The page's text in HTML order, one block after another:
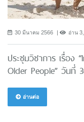
30 มีนาคม 2566 อ่าน
ประชุมวิชาการ เรื่อง
Older People” วันที่
อ่านต่อ